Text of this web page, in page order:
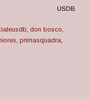
USDB
don bosco
primasquadra